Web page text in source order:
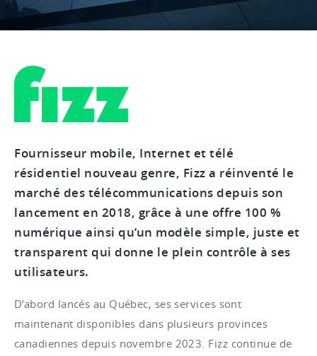
Fournisseur mobile, Internet et télé
résidentiel nouveau genre, Fizz a réinventé le
marché des télécommunications depuis son
lancement en 2018, grâce à une offre 100 %
numérique ainsi qu’un modèle simple, juste et
transparent qui donne le plein contrôle à ses
utilisateurs.
D’abord lancés au Québec, ses services sont
maintenant disponibles dans plusieurs provinces
canadiennes depuis novembre 2023. Fizz continue de